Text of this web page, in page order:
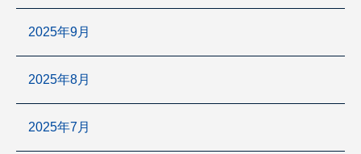
2025年9月
2025年8月
2025年7月